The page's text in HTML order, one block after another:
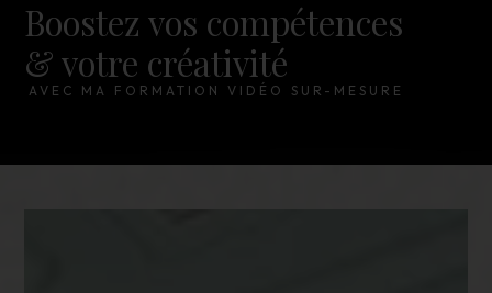
Boostez vos compétences
& votre créativité
AVEC MA FORMATION VIDÉO SUR-MESURE